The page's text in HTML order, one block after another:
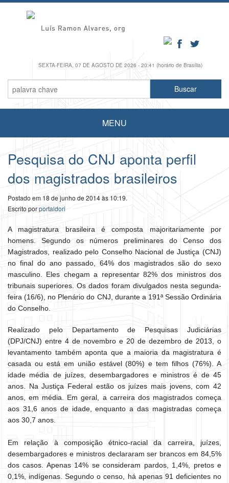
SEXTA-FEIRA, 07 DE AGOSTO DE 2026 - 20:41 (horário de Brasília)
MENU
Pesquisa do CNJ aponta perfil
dos magistrados brasileiros
Postado em 18 de junho de 2014 às 10:19.
Escrito porportaldori
A magistratura brasileira é composta majoritariamente por
homens. Segundo os números preliminares do Censo dos
Magistrados, realizado pelo Conselho Nacional de Justiça (CNJ)
no final do ano passado, 64% dos magistrados são do sexo
masculino. Eles chegam a representar 82% dos ministros dos
tribunais superiores. Os dados foram divulgados nesta segunda-
feira (16/6), no Plenário do CNJ, durante a 191ª Sessão Ordinária
do Conselho.
Realizado pelo Departamento de Pesquisas Judiciárias
(DPJ/CNJ) entre 4 de novembro e 20 de dezembro de 2013, o
levantamento também aponta que a maioria da magistratura é
casada ou está em união estável (80%) e tem filhos (76%). A
idade média de juízes, desembargadores e ministros é de 45
anos. Na Justiça Federal estão os juízes mais jovens, com 42
anos, em média. Em geral, a carreira dos magistrados começa
aos 31,6 anos de idade, enquanto a das magistradas começa
aos 30,7 anos.
Em relação à composição étnico-racial da carreira, juízes,
desembargadores e ministros declararam ser brancos em 84,5%
dos casos. Apenas 14% se consideram pardos, 1,4%, pretos e
0,1%, indígenas. Segundo o censo, há apenas 91 deficientes no